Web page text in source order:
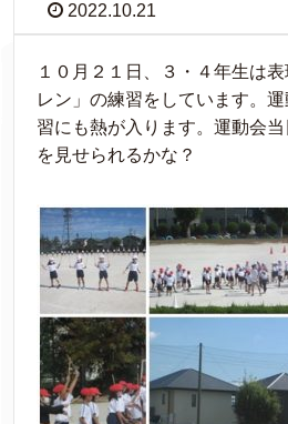
2022.10.21
１０月２１日、３・４年生は
レン」の練習をしています。
習にも熱が入ります。運動会
を見せられるかな？